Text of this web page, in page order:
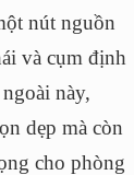
nút nguồn
và cụm định
này,
dẹp mà còn
cho phòng